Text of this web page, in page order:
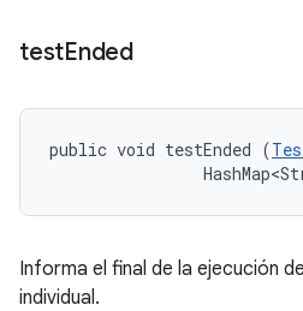
testEnded
public void testEnded (
Informa el final de la ejecución
individual.